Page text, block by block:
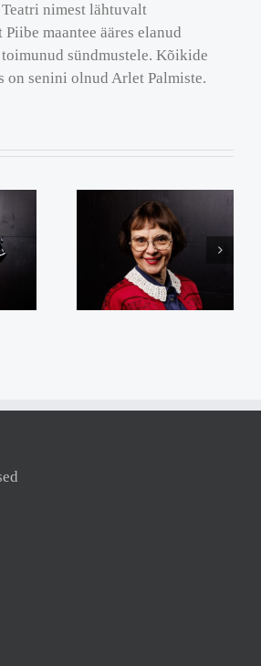
nimest lähtuvalt
maantee ääres elanud
sündmustele. Kõikide
on senini olnud Arlet Palmiste.
„Me ei
usku ja
Kristjan Arunurm